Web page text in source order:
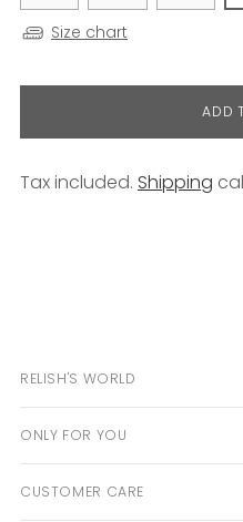
Size chart
ADD
Tax included. Shipping
RELISH'S WORLD
ONLY FOR YOU
CUSTOMER CARE